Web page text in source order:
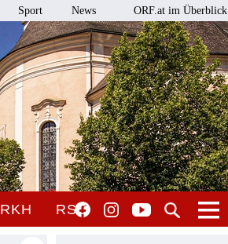
Sport News ORF.at im Überblick
RKH RSO